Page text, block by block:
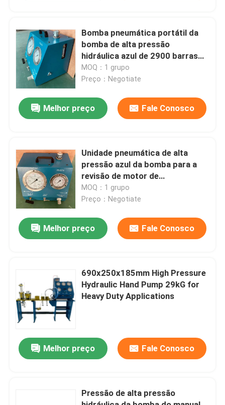
Para casa
Vídeos
Sobre nós
Visita à fábrica
Controle de qualidade
Notícias
Solicite um orçamento
Bomba pneumática hidráulica
Bomba pneumática portátil da
bomba de alta pressão
hidráulica azul de 2900 barras
para o parafusamento da tensão
MOQ：1 grupo
Preço：Negotiate
Melhor preço Fale Conosco
Unidade pneumática de alta
pressão azul da bomba para a
revisão de motor de
parafusamento
MOQ：1 grupo
Preço：Negotiate
Melhor preço Fale Conosco
690x250x185mm High Pressure
Hydraulic Hand Pump 29kG for
Heavy Duty Applications
Melhor preço Fale Conosco
Pressão de alta pressão